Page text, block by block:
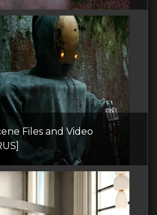
Files and Video